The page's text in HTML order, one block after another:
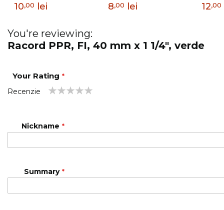
10,00 lei 8,00 lei 12,00
You're reviewing:
Racord PPR, FI, 40 mm x 1 1/4", verde
Your Rating
Recenzie
Nickname
Summary